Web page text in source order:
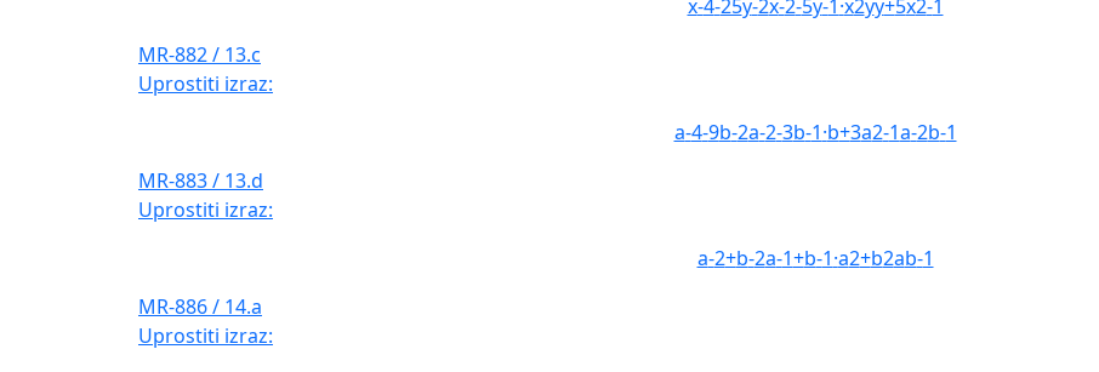
x-4-25y-2x-2-5y-1·x2yy+5x2-1
MR-882 / 13.c
Uprostiti izraz:
a-4-9b-2a-2-3b-1·b+3a2-1a-2b-1
MR-883 / 13.d
Uprostiti izraz:
a-2+b-2a-1+b-1·a2+b2ab-1
MR-886 / 14.a
Uprostiti izraz: